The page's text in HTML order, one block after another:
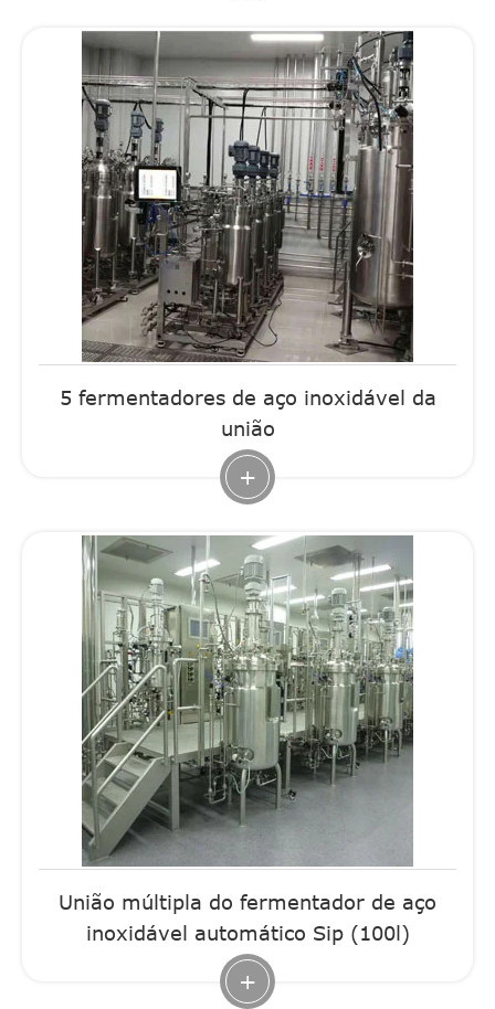
5 fermentadores de aço inoxidável da
união
+
União múltipla do fermentador de aço
inoxidável automático Sip (100l)
+